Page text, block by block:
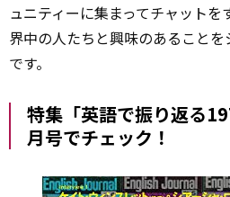
ュニティーに集まってチャット
界中の人たちと興味のあること
です。
特集「英語で振り返る
月号でチェック！